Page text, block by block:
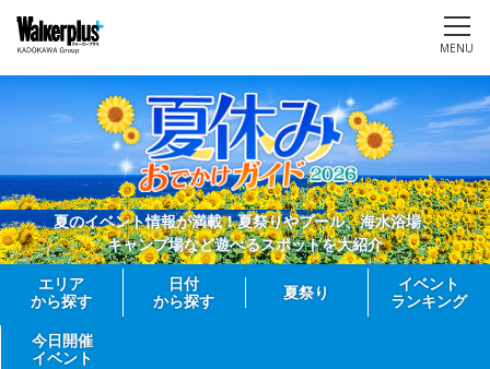
MENU
夏のイベント情報が満載！夏祭りやプール、海水浴場、
キャンプ場など遊べるスポットを大紹介
エリア
から探す
日付
から探す
夏祭り
イベント
ランキング
今日開催
イベント